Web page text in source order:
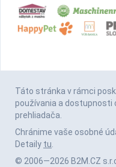
Táto stránka v rámci
používania a dostupnosti
prehliadača.
Chránime vaše osobné
Detaily tu.
© 2006—2026 B2M.CZ